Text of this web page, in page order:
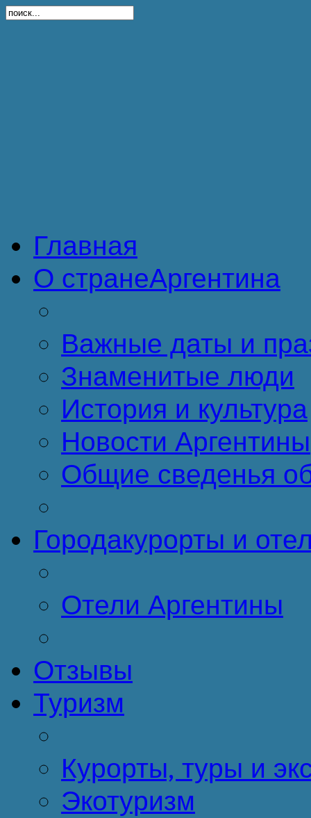
Главная
О странеАргентина
Важные даты и
Знаменитые люди
История и культура
Новости Аргентины
Общие сведенья
Городакурорты и
Отели Аргентины
Отзывы
Туризм
Курорты, туры и
Экотуризм